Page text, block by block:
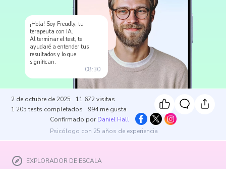
¡Hola! Soy Freudly, tu
terapeuta con IA.
Al terminar el test, te
ayudaré a entender tus
resultados y lo que
significan.
08:30
2 de octubre de 2025 11 672 visitas
1 205 tests completados 994 me gusta
Confirmado por Daniel Hall
Psicólogo con 25 años de experiencia
EXPLORADOR DE ESCALA